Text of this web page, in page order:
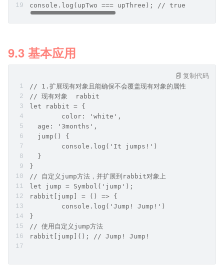
console.log(upTwo === upThree); // true
9.3 基本应用
// 1.扩展现有对象且能确保不会覆盖现有对象的属性
// 现有对象  rabbit
let rabbit = {
	color: 'white',
  age: '3months',
  jump() {
  	console.log('It jumps!')
  }
}
// 自定义jump方法，并扩展到rabbit对象上
let jump = Symbol('jump');
rabbit[jump] = () => {
	console.log('Jump! Jump!')
}
// 使用自定义jump方法
rabbit[jump](); // Jump! Jump!
复制代码